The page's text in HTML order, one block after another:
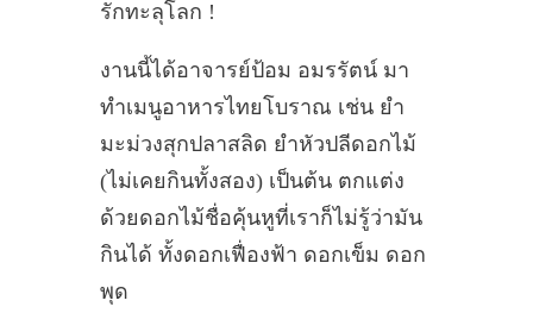
รักทะลุโลก !
งานนี้ได้อาจารย์ป้อม อมรรัตน์ มา
ทำเมนูอาหารไทยโบราณ เช่น ยำ
มะม่วงสุกปลาสลิด ยำหัวปลีดอกไม้
(ไม่เคยกินทั้งสอง) เป็นต้น ตกแต่ง
ด้วยดอกไม้ชื่อคุ้นหูที่เราก็ไม่รู้ว่ามัน
กินได้ ทั้งดอกเฟื่องฟ้า ดอกเข็ม ดอก
พุด